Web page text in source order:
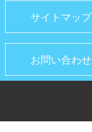
サイトマップ
お問い合わせ